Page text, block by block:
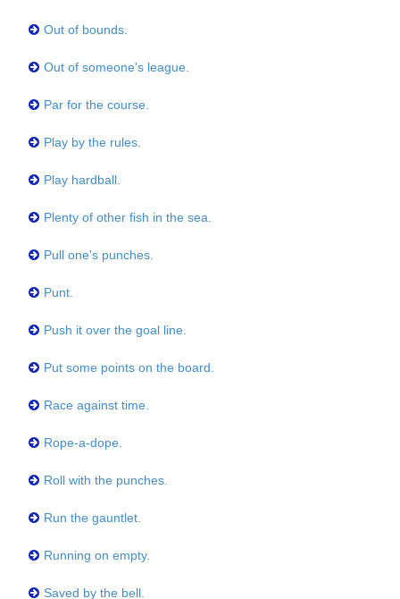
Out of bounds.
Out of someone's league.
Par for the course.
Play by the rules.
Play hardball.
Plenty of other fish in the sea.
Pull one's punches.
Punt.
Push it over the goal line.
Put some points on the board.
Race against time.
Rope-a-dope.
Roll with the punches.
Run the gauntlet.
Running on empty.
Saved by the bell.